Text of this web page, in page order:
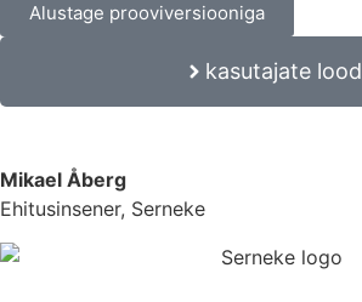
Alustage prooviversiooniga
kasutajate lood
Mikael Åberg
Ehitusinsener, Serneke